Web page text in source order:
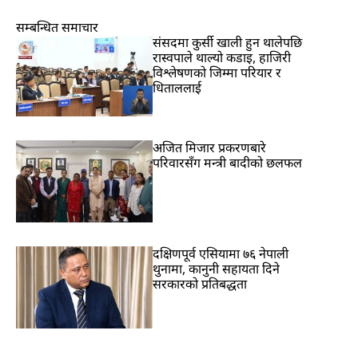
सम्बन्धित समाचार
संसदमा कुर्सी खाली हुन थालेपछि
रास्वपाले थाल्यो कडाइ, हाजिरी
विश्लेषणको जिम्मा परियार र
धिताललाई
अजित मिजार प्रकरणबारे
परिवारसँग मन्त्री बादीको छलफल
दक्षिणपूर्व एसियामा ७६ नेपाली
थुनामा, कानुनी सहायता दिने
सरकारको प्रतिबद्धता